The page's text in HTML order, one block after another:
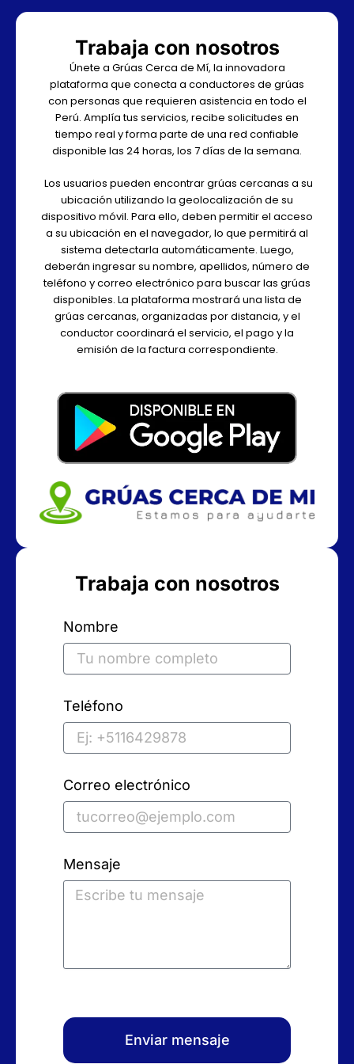
Trabaja con nosotros
Únete a Grúas Cerca de Mí, la innovadora
plataforma que conecta a conductores de grúas
con personas que requieren asistencia en todo el
Perú. Amplía tus servicios, recibe solicitudes en
tiempo real y forma parte de una red confiable
disponible las 24 horas, los 7 días de la semana.
Los usuarios pueden encontrar grúas cercanas a su
ubicación utilizando la geolocalización de su
dispositivo móvil. Para ello, deben permitir el acceso
a su ubicación en el navegador, lo que permitirá al
sistema detectarla automáticamente. Luego,
deberán ingresar su nombre, apellidos, número de
teléfono y correo electrónico para buscar las grúas
disponibles. La plataforma mostrará una lista de
grúas cercanas, organizadas por distancia, y el
conductor coordinará el servicio, el pago y la
emisión de la factura correspondiente.
Trabaja con nosotros
Nombre
Teléfono
Correo electrónico
Mensaje
Enviar mensaje